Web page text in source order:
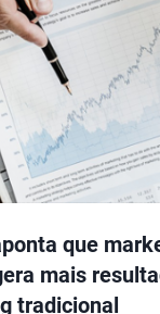
que
mais
tradicional